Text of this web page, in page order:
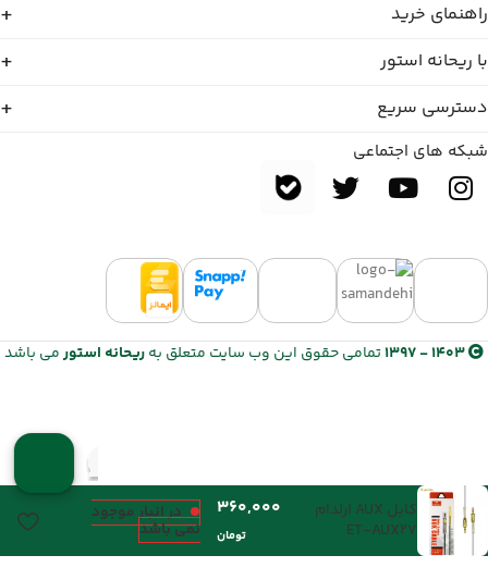
راهنمای خرید
با ریحانه استور
دسترسی سریع
شبکه های اجتماعی
1403 - 1397 تمامی حقوق این وب سایت متعلق بهریحانه استورمی باشد
کابل AUX ارلدام
ET-AUX27
تومان
در انبار موجود
نمی باشد